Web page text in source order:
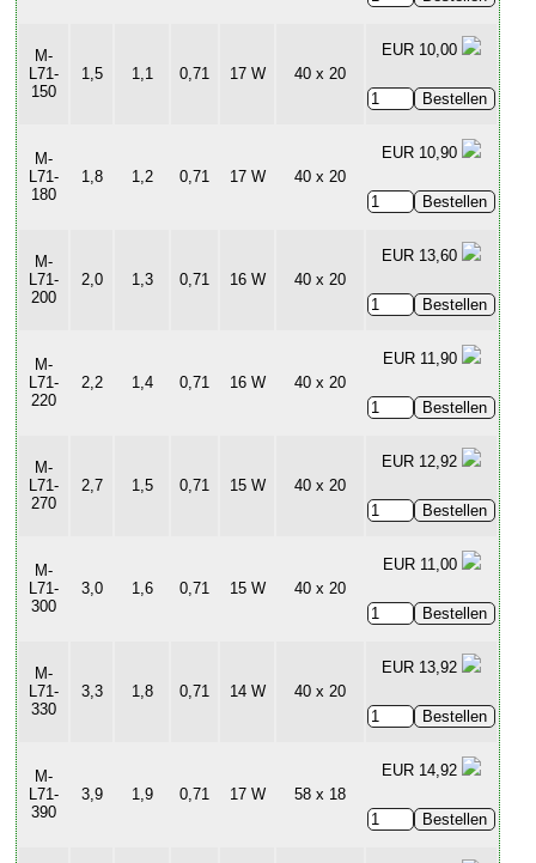
M-
L71-
150
1,5 1,1 0,71 17 W 40 x 20
EUR 10,00
M-
L71-
180
1,8 1,2 0,71 17 W 40 x 20
EUR 10,90
M-
L71-
200
2,0 1,3 0,71 16 W 40 x 20
EUR 13,60
M-
L71-
220
2,2 1,4 0,71 16 W 40 x 20
EUR 11,90
M-
L71-
270
2,7 1,5 0,71 15 W 40 x 20
EUR 12,92
M-
L71-
300
3,0 1,6 0,71 15 W 40 x 20
EUR 11,00
M-
L71-
330
3,3 1,8 0,71 14 W 40 x 20
EUR 13,92
M-
L71-
390
3,9 1,9 0,71 17 W 58 x 18
EUR 14,92